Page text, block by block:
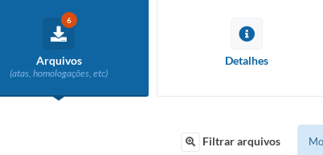
6
Arquivos
(atas, homologações, etc)
Detalhes
Filtrar arquivos